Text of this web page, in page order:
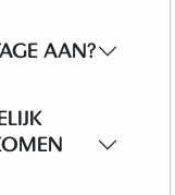
AAN?